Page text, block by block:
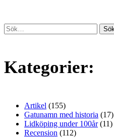
Kategorier:
Artikel (155)
Gatunamn med historia (17)
Lidköping under 100år(11)
Recension (112)